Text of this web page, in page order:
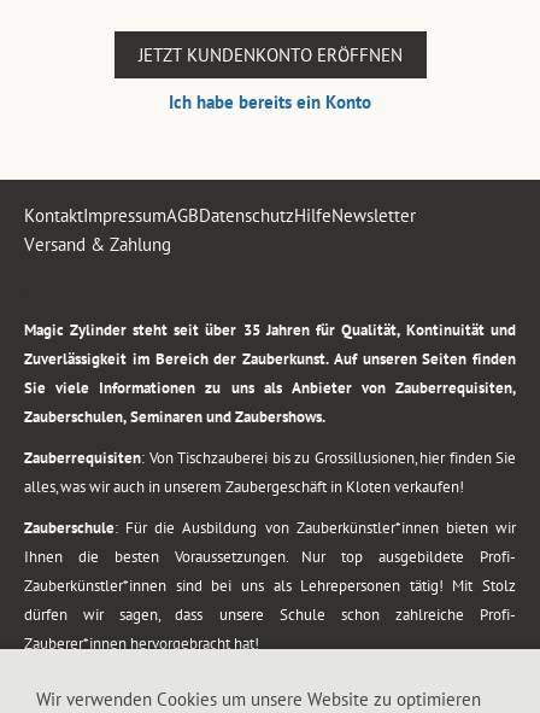
JETZT KUNDENKONTO ERÖFFNEN
Ich habe bereits ein Konto
KontaktImpressumAGBDatenschutzHilfeNewsletter
Versand & Zahlung
Magic Zylinder steht seit über 35 Jahren für Qualität, Kontinuität und
Zuverlässigkeit im Bereich der Zauberkunst. Auf unseren Seiten finden
Sie viele Informationen zu uns als Anbieter von Zauberrequisiten,
Zauberschulen, Seminaren und Zaubershows.
Zauberrequisiten: Von Tischzauberei bis zu Grossillusionen, hier finden Sie
alles, was wir auch in unserem Zaubergeschäft in Kloten verkaufen!
Zauberschule: Für die Ausbildung von Zauberkünstler*innen bieten wir
Ihnen die besten Voraussetzungen. Nur top ausgebildete Profi-
Zauberkünstler*innen sind bei uns als Lehrepersonen tätig! Mit Stolz
dürfen wir sagen, dass unsere Schule schon zahlreiche Profi-
Zauberer*innen hervorgebracht hat!
Wir verwenden Cookies um unsere Website zu optimieren